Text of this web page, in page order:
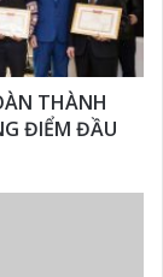
THÀNH
ĐIỂM ĐẦU